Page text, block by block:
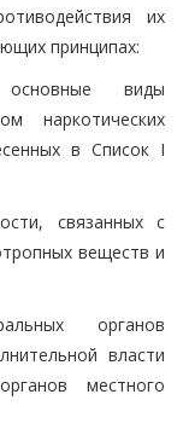
их
принципах:
виды
наркотических
в Список I
связанных с
веществ и
органов
власти
местного